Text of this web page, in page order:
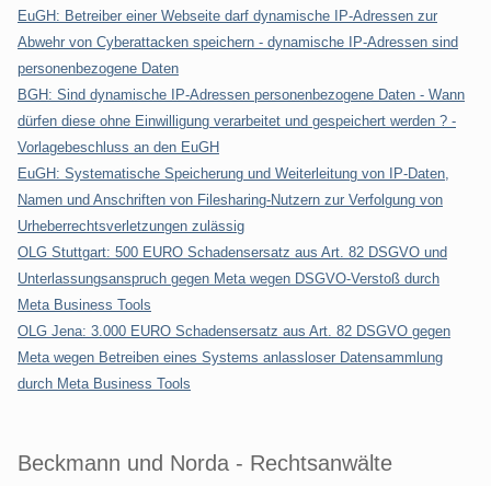
EuGH: Betreiber einer Webseite darf dynamische IP-Adressen zur
Abwehr von Cyberattacken speichern - dynamische IP-Adressen sind
personenbezogene Daten
BGH: Sind dynamische IP-Adressen personenbezogene Daten - Wann
dürfen diese ohne Einwilligung verarbeitet und gespeichert werden ? -
Vorlagebeschluss an den EuGH
EuGH: Systematische Speicherung und Weiterleitung von IP-Daten,
Namen und Anschriften von Filesharing-Nutzern zur Verfolgung von
Urheberrechtsverletzungen zulässig
OLG Stuttgart: 500 EURO Schadensersatz aus Art. 82 DSGVO und
Unterlassungsanspruch gegen Meta wegen DSGVO-Verstoß durch
Meta Business Tools
OLG Jena: 3.000 EURO Schadensersatz aus Art. 82 DSGVO gegen
Meta wegen Betreiben eines Systems anlassloser Datensammlung
durch Meta Business Tools
Beckmann und Norda - Rechtsanwälte